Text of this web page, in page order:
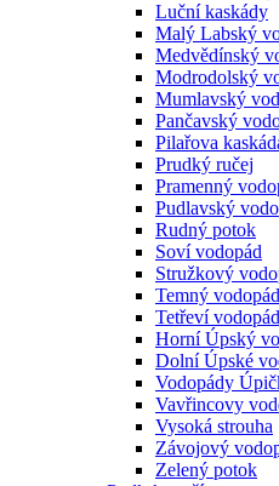
Luční kaskády
Malý Labský
Medvědínský
Modrodolský
Mumlavský
Pančavský
Pilařova
Prudký ručej
Pramenný
Pudlavský
Rudný potok
Soví vodopád
Stružkový
Temný vodopád
Tetřeví vodopád
Horní Úpský
Dolní Úpské
Vodopády
Vavřincovy
Vysoká strouha
Závojový
Zelený potok